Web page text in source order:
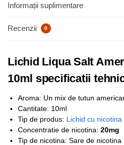
Informații suplimentare
Recenzii 0
Lichid Liqua Salt
10ml specificatii
Aroma: Un mix de tutun
Cantitate: 10ml
Tip de produs: Lichid cu nicotina
Concentratie de nicotina: 20mg
Tip de nicotina: Sare de nicotina